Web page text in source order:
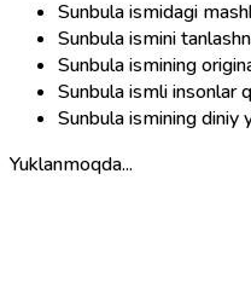
Sunbula ismidagi
Sunbula ismini
Sunbula ismining
Sunbula ismli insonlar
Sunbula ismining diniy
Yuklanmoqda...